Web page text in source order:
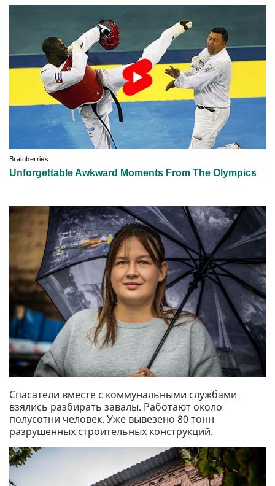
Спасатели вместе с коммунальными службами
взялись разбирать завалы. Работают около
полусотни человек. Уже вывезено 80 тонн
разрушенных строительных конструкций.